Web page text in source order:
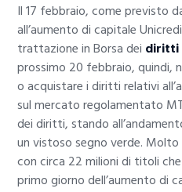
Il 17 febbraio, come previsto
all’aumento di capitale
trattazione in Borsa dei diritti
prossimo 20 febbraio, quindi,
o acquistare i diritti relativi
sul mercato regolamentato
dei diritti, stando
un vistoso segno verde.
con circa 22 milioni di titoli
primo giorno dell’aumento di